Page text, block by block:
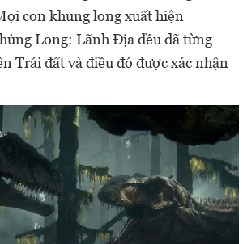
con khủng long xuất hiện
Long: Lãnh Địa đều đã từng
Trái đất và điều đó được xác nhận